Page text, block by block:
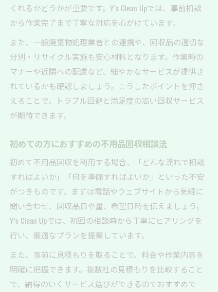
くれるかどうかが重要です。Y’s Clean Upでは、事前相談
から作業完了まで丁寧な対応を心がけています。
また、一般廃棄物処理業者との連携や、回収品の適切な
分別・リサイクル実施も安心材料となります。作業時の
マナーや近隣への配慮など、細やかなサービスが提供さ
れているかも確認しましょう。こうしたポイントを押さ
えることで、トラブル回避と満足度の高い回収サービス
が期待できます。
初めての方におすすめの不用品回収相談法
初めて不用品回収を利用する場合、「どんな流れで相談
すればよいか」「何を準備すればよいか」といった不安
がつきものです。まずは電話やウェブサイトから気軽に
問い合わせ、回収品目や量、希望日時を伝えましょう。
Y’s Clean Upでは、初回の相談時から丁寧にヒアリングを
行い、最適なプランを提案しています。
また、事前に見積もりを取ることで、料金や作業内容を
明確に把握できます。複数社の見積もりを比較すること
で、納得のいくサービス選びができるのでおすすめで